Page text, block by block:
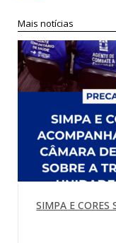
Mais notícias
SIMPA E CORES